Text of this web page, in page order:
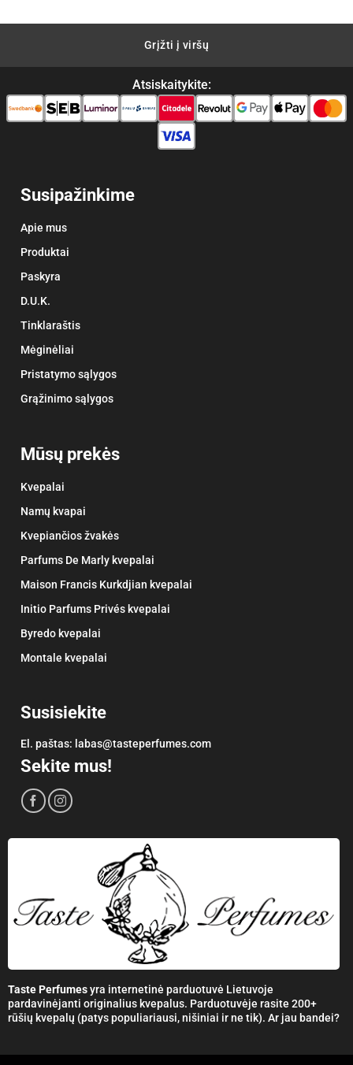
Grįžti į viršų
Atsiskaitykite:
Susipažinkime
Apie mus
Produktai
Paskyra
D.U.K.
Tinklaraštis
Mėginėliai
Pristatymo sąlygos
Grąžinimo sąlygos
Mūsų prekės
Kvepalai
Namų kvapai
Kvepiančios žvakės
Parfums De Marly kvepalai
Maison Francis Kurkdjian kvepalai
Initio Parfums Privés kvepalai
Byredo kvepalai
Montale kvepalai
Susisiekite
El. paštas: labas@tasteperfumes.com
Sekite mus!
Taste Perfumesyra internetinė parduotuvė Lietuvoje
pardavinėjanti originalius kvepalus. Parduotuvėje rasite 200+
rūšių kvepalų (patys populiariausi, nišiniai ir ne tik). Ar jau bandei?